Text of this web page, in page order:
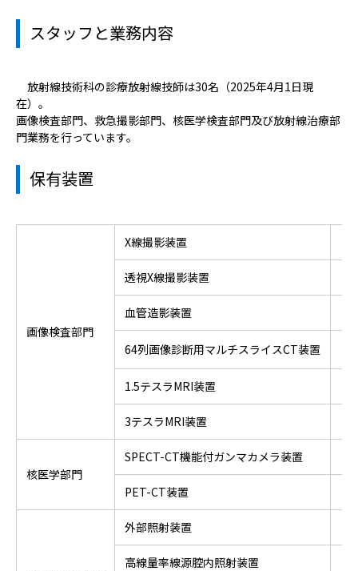
スタッフと業務内容
放射線技術科の診療放射線技師は30名（2025年4月1日現
在）。
画像検査部門、救急撮影部門、核医学検査部門及び放射線治療部
門業務を行っています。
保有装置
画像検査部門
X線撮影装置
透視X線撮影装置
血管造影装置
64列画像診断用マルチスライスCT装置
1.5テスラMRI装置
3テスラMRI装置
核医学部門
SPECT-CT機能付ガンマカメラ装置
PET-CT装置
外部照射装置
高線量率線源腔内照射装置